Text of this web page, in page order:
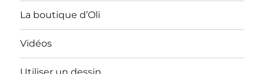
La boutique d’Oli
Vidéos